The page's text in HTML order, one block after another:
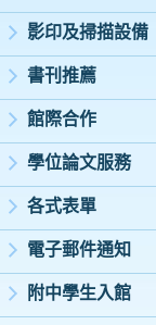
影印及掃描設備
書刊推薦
館際合作
學位論文服務
各式表單
電子郵件通知
附中學生入館